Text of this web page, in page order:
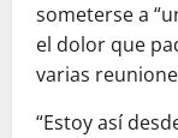
someterse a
el dolor que
varias
“Estoy así